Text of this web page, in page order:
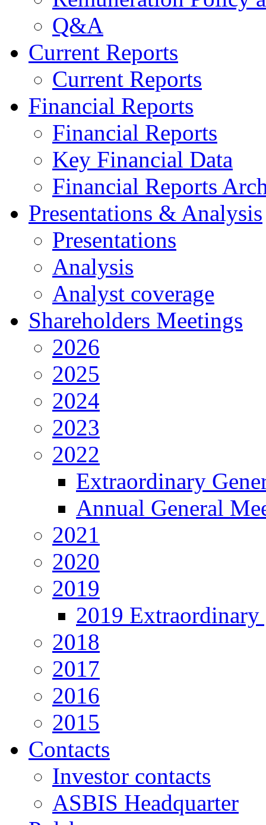
Q&A
Current Reports
Current Reports
Financial Reports
Financial Reports
Key Financial Data
Financial Reports
Presentations & Analysis
Presentations
Analysis
Analyst coverage
Shareholders Meetings
2026
2025
2024
2023
2022
Extraordinary
Annual General
2021
2020
2019
2019 Extraordinary
2018
2017
2016
2015
Contacts
Investor contacts
ASBIS Headquarter